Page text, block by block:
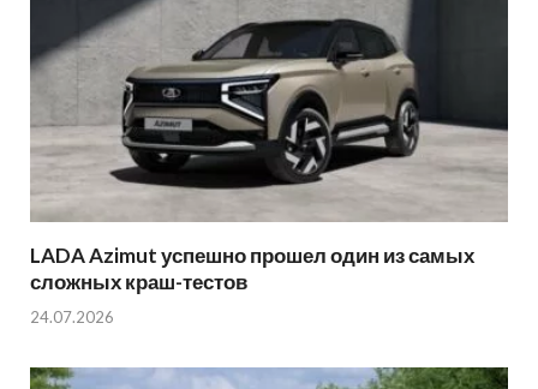
LADA Azimut успешно прошел один из самых
сложных краш-тестов
24.07.2026